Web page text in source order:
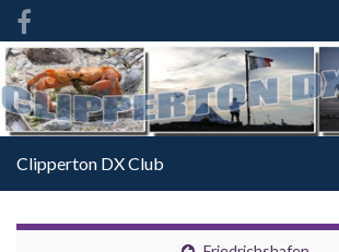
Clipperton DX Club